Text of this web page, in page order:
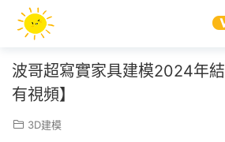
波哥超寫實家具建模2024年
有視頻】
3D建模